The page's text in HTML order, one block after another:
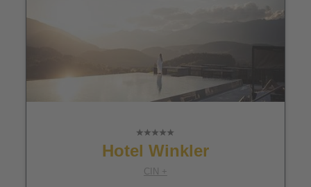
Hotel Winkler
CIN +